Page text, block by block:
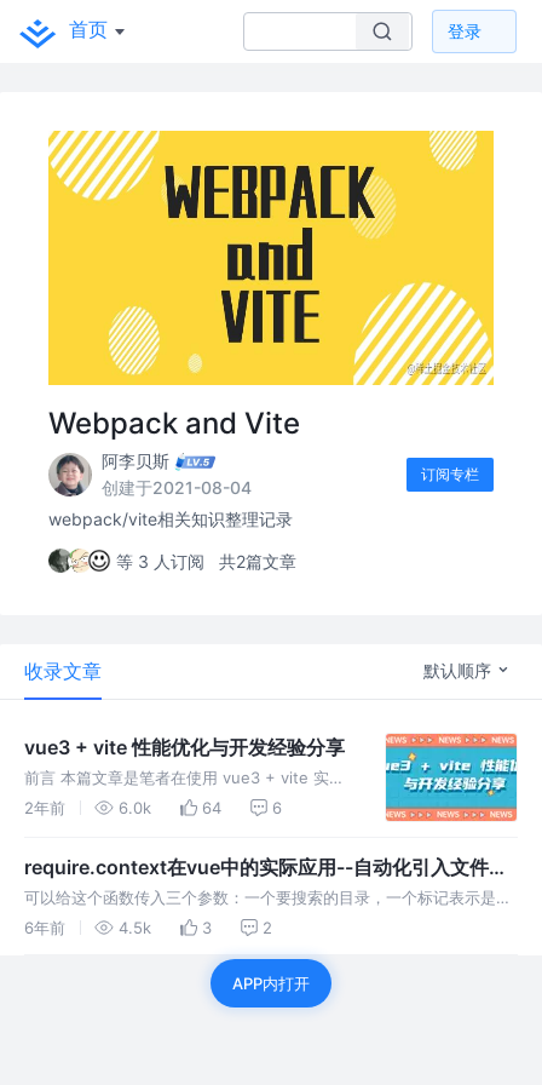
首页 登录
Webpack and Vite
阿李贝斯
创建于2021-08-04
订阅专栏
webpack/vite相关知识整理记录
等 3 人订阅 共2篇文章
收录文章 默认顺序
vue3 + vite 性能优化与开发经验分享
前言 本篇文章是笔者在使用 vue3 + vite 实际
开发过程中的一些经验分享，涵盖 vite 构建优
享。 gzip 压缩 未开启压缩时：通过vite打包之
2年前 6.0k 64 6
require.context在vue中的实际应用--自动化引入文件，
解放你的双手
可以给这个函数传入三个参数：一个要搜索的目录，一个标记表示是否
还搜索其子目录， 以及一个匹配文件的正则表达式。 require.context
会返回一个webpack式的上下文环境，其实质是一个function，此导出
函数有三个属性：resolve, keys, id。 res…
6年前 4.5k 3 2
APP内打开